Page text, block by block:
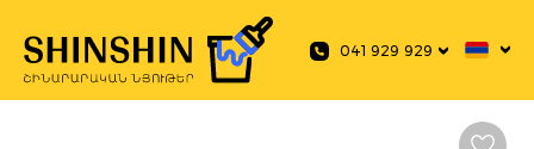
041 929 929